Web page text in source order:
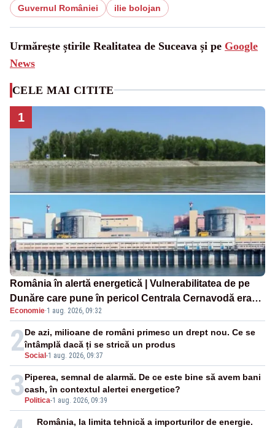
Guvernul României
ilie bolojan
Urmărește știrile Realitatea de Suceava și pe Google
News
CELE MAI CITITE
1
România în alertă energetică | Vulnerabilitatea de pe
Dunăre care pune în pericol Centrala Cernavodă era
cunoscută de pe vremea lui Ceaușescu
Economie·1 aug. 2026, 09:32
2Social -1 aug. 2026, 09:37
De azi, milioane de români primesc un drept nou. Ce se
întâmplă dacă ți se strică un produs
3 Politica-1 aug. 2026, 09:39
Piperea, semnal de alarmă. De ce este bine să avem bani
cash, în contextul alertei energetice?
România, la limita tehnică a importurilor de energie.